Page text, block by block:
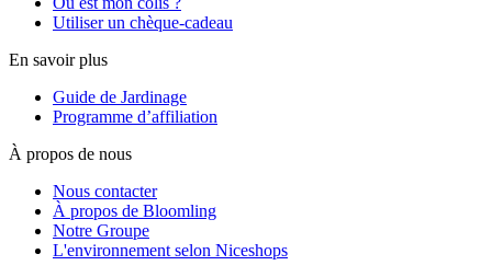
Utiliser un chèque-cadeau
En savoir plus
Guide de Jardinage
Programme d’affiliation
À propos de nous
Nous contacter
À propos de Bloomling
Notre Groupe
L'environnement selon Niceshops